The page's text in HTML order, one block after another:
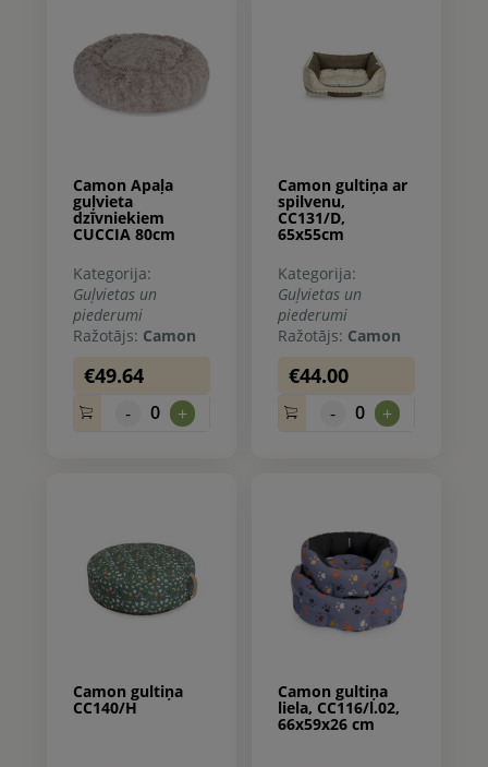
Camon Apaļa
guļvieta
dzīvniekiem
CUCCIA 80cm
Kategorija:
Guļvietas un
piederumi
Ražotājs: Camon
€49.64
- 0 +
Camon gultiņa ar
spilvenu,
CC131/D,
65x55cm
Kategorija:
Guļvietas un
piederumi
Ražotājs: Camon
€44.00
- 0 +
Camon gultiņa
CC140/H
Camon gultiņa
liela, CC116/l.02,
66x59x26 cm